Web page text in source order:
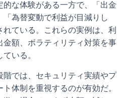
的な体験がある一方で、「出金
為替変動で利益が目減りし
ている。これらの実例は、利
金額、ボラティリティ対策を事
いる。
階では、セキュリティ実績やプ
体制を重視するのが有効だ。